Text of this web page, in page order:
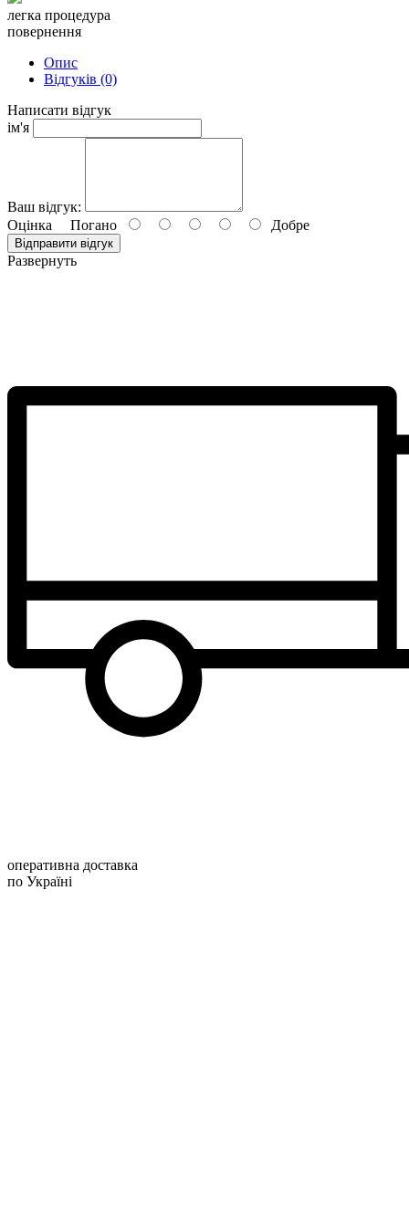
легка процедура
повернення
Опис
Відгуків (0)
Написати відгук
ім'я
Ваш відгук:
Оцінка Погано Добре
Відправити відгук
Развернуть
оперативна доставка
по Україні